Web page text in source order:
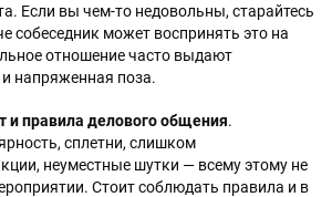
Если вы чем-то недовольны, старайтесь
собеседник может воспринять это на
отношение часто выдают
напряженная поза.
и правила делового общения.
сплетни, слишком
неуместные шутки — всему этому не
Стоит соблюдать правила и в